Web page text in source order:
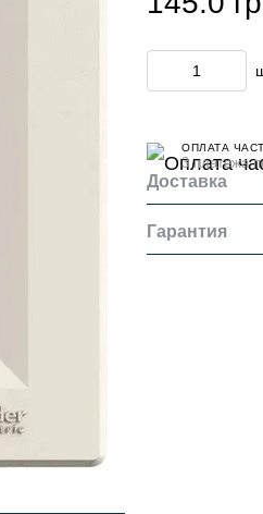
ОПЛАТА
3 платежа
Доставка
Гарантия